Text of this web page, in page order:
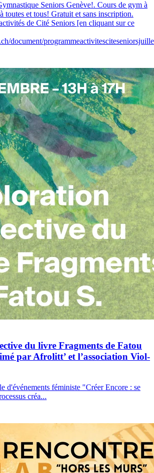
Seniors Genève!. Cours de gym à
toutes et tous! Gratuit et sans inscription.
de Cité Seniors [en cliquant sur ce
document/
du livre Fragments de Fatou
par Afrolitt’ et l’association Viol-
d'événements féministe "Créer Encore : se
créa...